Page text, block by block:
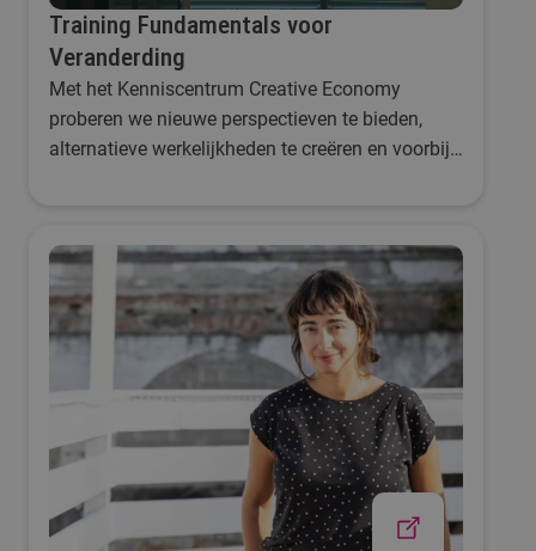
Training Fundamentals voor
Veranderding
Met het Kenniscentrum Creative Economy
proberen we nieuwe perspectieven te bieden,
alternatieve werkelijkheden te creëren en voorbij
momenteel aan een netwerk van collega's en
partners die elk op hun eigen manier moed aan
het verzamelen zijn. De eerste stap daarin is de
training Fundamentals voor Verandering.